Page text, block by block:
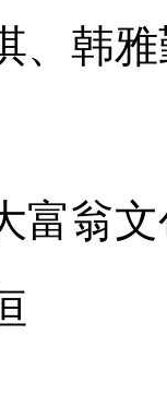
韩雅
翁文